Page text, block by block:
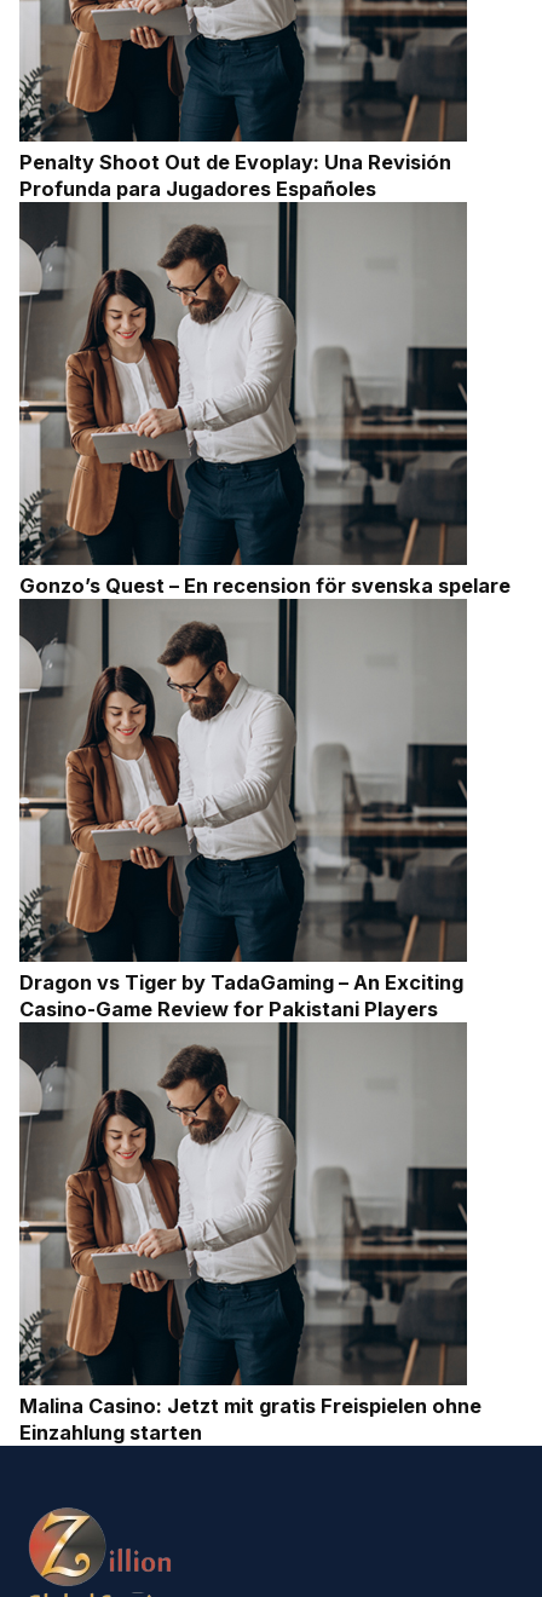
Penalty Shoot Out de Evoplay: Una Revisión
Profunda para Jugadores Españoles
Gonzo’s Quest – En recension för svenska spelare
Dragon vs Tiger by TadaGaming – An Exciting
Casino-Game Review for Pakistani Players
Malina Casino: Jetzt mit gratis Freispielen ohne
Einzahlung starten